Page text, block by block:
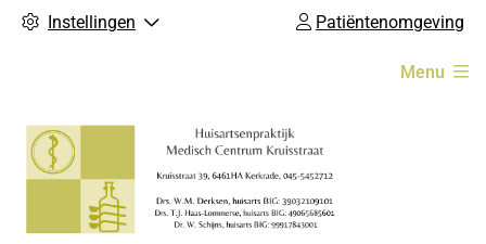
Instellingen Patiëntenomgeving
Menu